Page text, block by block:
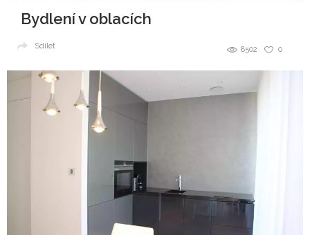
Bydlení v oblacích
0
8502
Sdílet